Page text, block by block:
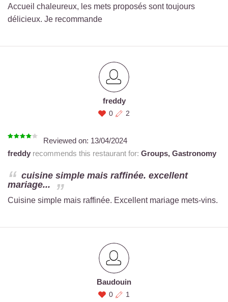
Accueil chaleureux, les mets proposés sont toujours
délicieux. Je recommande
freddy
0 2
Reviewed on: 13/04/2024
freddy recommends this restaurant for: Groups, Gastronomy
cuisine simple mais raffinée. excellent
mariage...
Cuisine simple mais raffinée. Excellent mariage mets-vins.
Baudouin
0 1